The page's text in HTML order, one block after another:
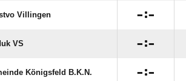
Villingen :
VS :
Königsfeld B.K.N. :